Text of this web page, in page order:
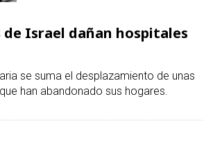
de Israel dañan hospitales
se suma el desplazamiento de unas
han abandonado sus hogares.